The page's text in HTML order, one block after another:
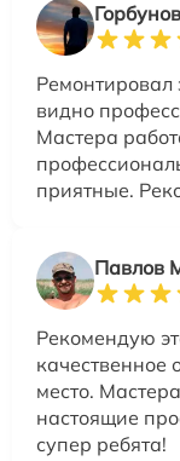
Ремонтировал
видно
Мастера
приятные.
Павлов
Рекомендую
качественное
место.
настоящие
супер ребята!